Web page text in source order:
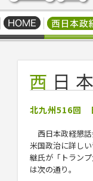
北九州516回
西日本政経懇
米国政治に詳し
継氏が「トラン
は次の通り。